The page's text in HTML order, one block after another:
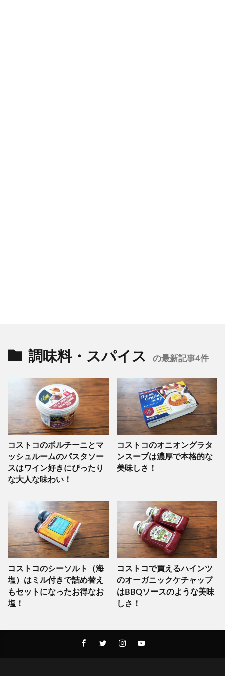
調味料・スパイス の最新記事4件
コストコのポルチーニとマ
ッシュルームのパスタソー
スはワイン好きにぴったり
な大人な味わい！
コストコのオニオングラタ
ンスープは濃厚で本格的な
美味しさ！
コストコのシーソルト（海
塩）はミル付きで詰め替え
もセットになったお得なお
塩！
コストコで買えるハインツ
のオーガニックケチャップ
はBBQソースのような美味
しさ！